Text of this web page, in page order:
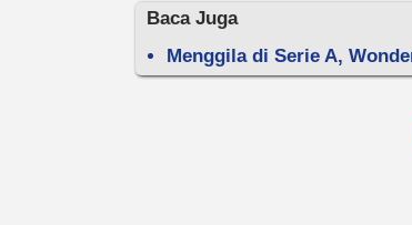
Baca Juga
Menggila di Serie A,